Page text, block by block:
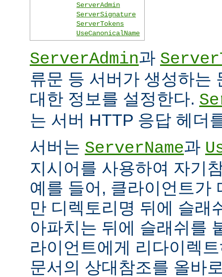
ServerAdmin
ServerSignature
ServerTokens
UseCanonicalName
ServerAdmin과
류문 등 서버가 생성하는
대한 정보를 설정한다.
는 서버 HTTP 응답 헤더
서버는 ServerName과
지시어를 사용하여 자기
예를 들어, 클라이언트가
만 디렉토리명 뒤에 슬래
아파치는 뒤에 슬래쉬를
라이언트에게 리다이렉
문서의 상대참조를 올바